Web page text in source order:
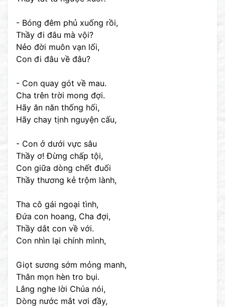
- Bóng đêm phủ xuống rồi,
Thầy đi đâu mà vội?
Nẻo đời muôn vạn lối,
Con đi đâu về đâu?
- Con quay gót về mau.
Cha trên trời mong đợi.
Hãy ăn năn thống hối,
Hãy chay tịnh nguyện cấu,
- Con ở dưới vực sâu
Thầy ơ! Đừng chấp tội,
Con giữa dòng chết đuối
Thầy thương kẻ trộm lành,
Tha cô gái ngoại tình,
Đứa con hoang, Cha đợi,
Thầy dắt con về với.
Con nhìn lại chính mình,
Giọt sương sớm mỏng manh,
Thân mọn hèn tro bụi.
Lắng nghe lời Chúa nói,
Dòng nước mắt vơi đầy,